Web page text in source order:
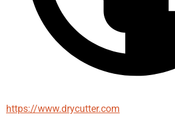
https://www.drycutter.com